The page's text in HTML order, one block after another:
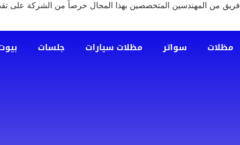
من المهندسين المتخصصين بهذا المجال حرصاً من الشركة على
مظلات سواتر مظلات سيارات جلسات